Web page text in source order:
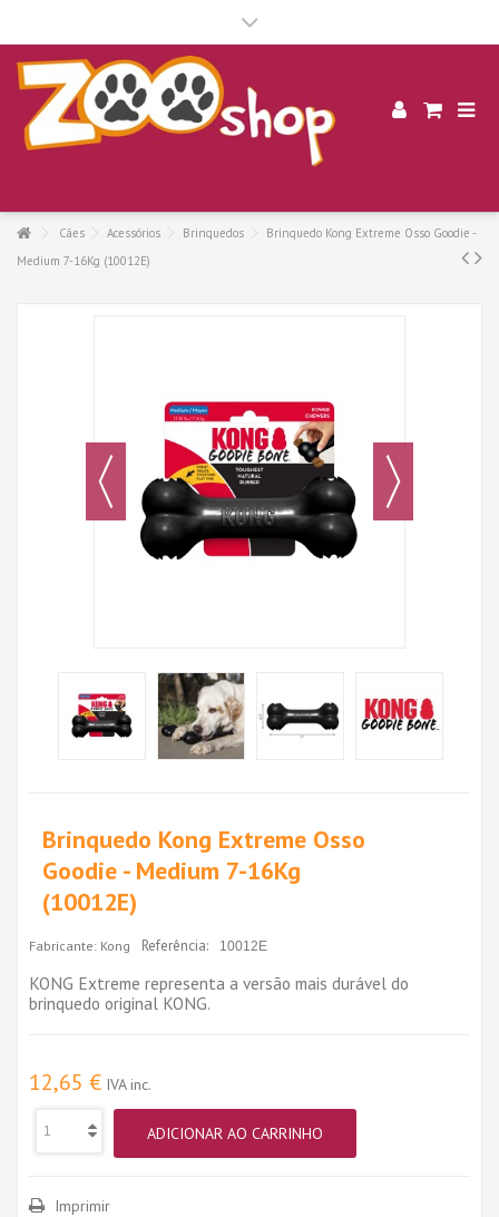
Cães Acessórios Brinquedos
Brinquedo Kong Extreme Osso Goodie -
Medium 7-16Kg (10012E)
Brinquedo Kong Extreme Osso
Goodie - Medium 7-16Kg
(10012E)
Fabricante: Kong Referência: 10012E
KONG Extreme representa a versão mais durável do
brinquedo original KONG.
12,65 € IVA inc.
ADICIONAR AO CARRINHO
Imprimir